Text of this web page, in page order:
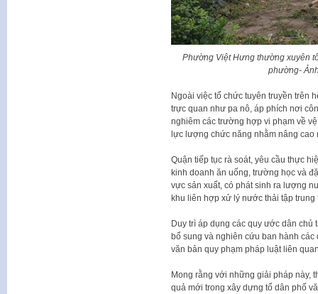
Phường Việt Hưng thường xuyên
phường-
Ngoài việc tổ chức tuyên truyền trên
trực quan như pa nô, áp phích nơi
nghiêm các trường hợp vi phạm về
lực lượng chức năng nhằm nâng
Quận tiếp tục rà soát, yêu cầu thực
kinh doanh ăn uống, trường học và
vực sản xuất, có phát sinh ra lượng
khu liên hợp xử lý nước thải tập
Duy trì áp dụng các quy ước dân chủ
bổ sung và nghiên cứu ban hành
văn bản quy phạm pháp luật liên
Mong rằng với những giải pháp này,
quả mới trong xây dựng tổ dân phố